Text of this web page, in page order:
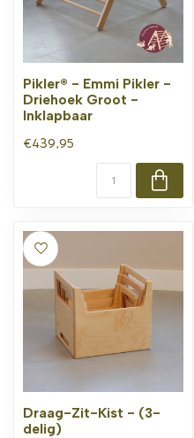
Pikler® - Emmi Pikler -
Driehoek Groot -
Inklapbaar
€439,95
Draag-Zit-Kist - (3-
delig)